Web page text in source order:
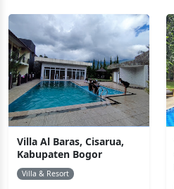
Villa Al Baras, Cisarua,
Kabupaten Bogor
Villa & Resort